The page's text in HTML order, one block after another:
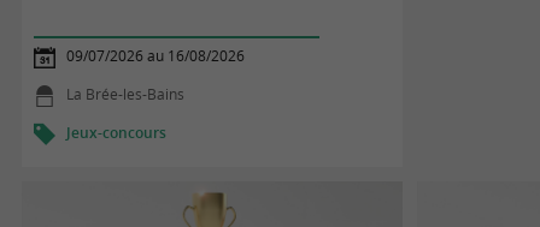
09/07/2026 au 16/08/2026
La Brée-les-Bains
Jeux-concours